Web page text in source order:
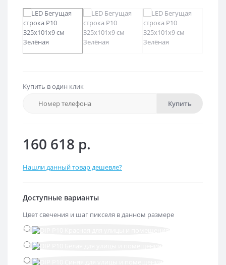
Купить в один клик
Купить
160 618 р.
Нашли данный товар дешевле?
Доступные варианты
Цвет свечения и шаг пикселя в данном размере